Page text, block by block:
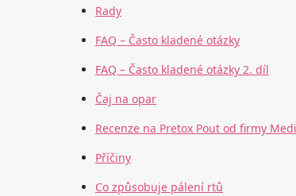
Rady
FAQ – Často kladené otázky
FAQ – Často kladené otázky 2. díl
Čaj na opar
Recenze na Pretox Pout od firmy
Příčiny
Co způsobuje pálení rtů